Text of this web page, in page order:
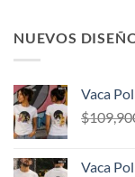
NUEVOS
Vaca
$
Vaca